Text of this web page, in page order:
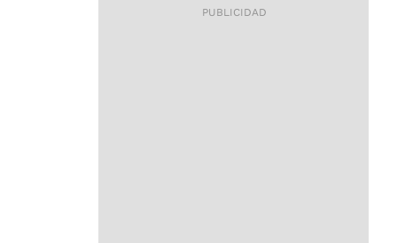
ACCESO FULL - $1.800/MES